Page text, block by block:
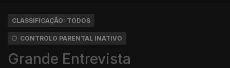
CLASSIFICAÇÃO: TODOS
CONTROLO PARENTAL INATIVO
Grande Entrevista